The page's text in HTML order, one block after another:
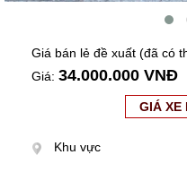
Giá bán lẻ đề xuất (đã có
Giá: 34.000.000 VNĐ
GIÁ XE
Khu vực